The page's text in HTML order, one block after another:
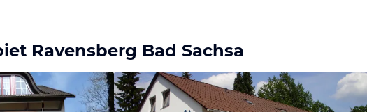
Ravensberg Bad Sachsa